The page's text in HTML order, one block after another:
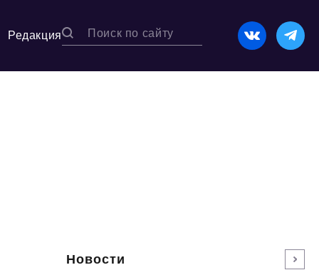
Редакция
Новости